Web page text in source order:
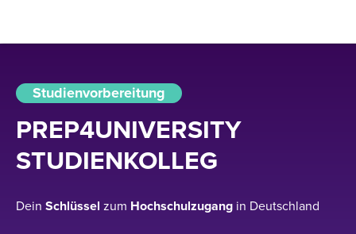
Studienvorbereitung
PREP4UNIVERSITY
STUDIENKOLLEG
Dein Schlüssel zum Hochschulzugang in Deutschland